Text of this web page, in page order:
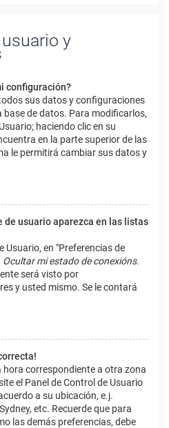
y
configuración?
sus datos y configuraciones
de datos. Para modificarlos,
haciendo clic en su
en la parte superior de las
le permitirá cambiar sus datos y
de usuario aparezca en las listas
Usuario, en "Preferencias de
Ocultar mi estado de conexións.
será visto por
y usted mismo. Se le contará
hora correspondiente a otra zona
el Panel de Control de Usuario
a su ubicación, e.j.
etc. Recuerde que para
las demás preferencias, debe